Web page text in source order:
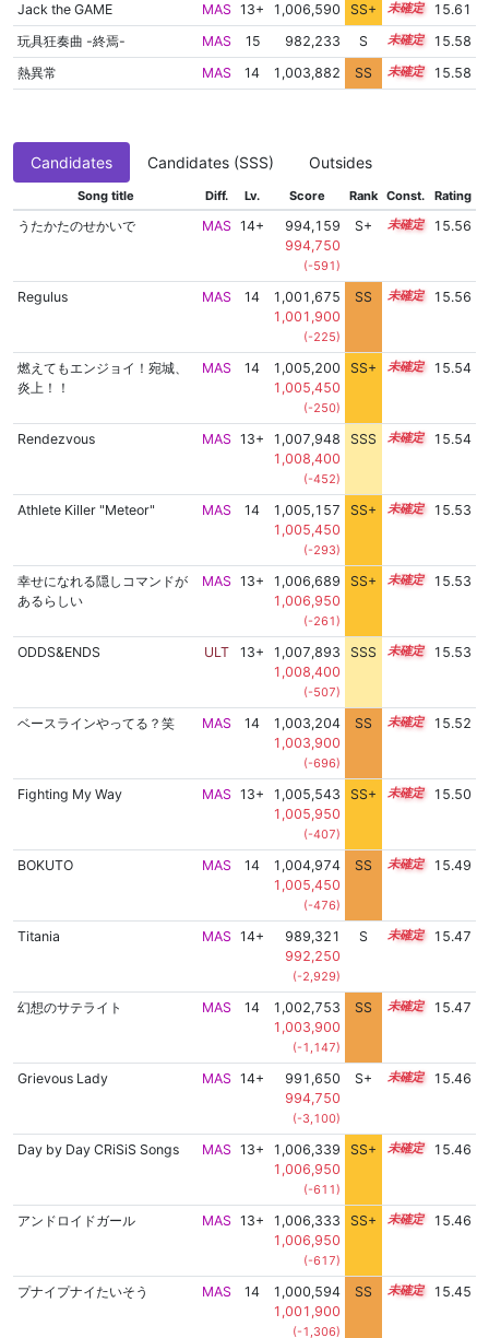
Jack the GAME
MAS 13+ 1,006,590 SS+ 13.8
15.61
玩具狂奏曲 -終焉-
MAS 15 982,233 S 15.3
15.58
熱異常
MAS 14 1,003,882 SS 14.2 15.58
Candidates Candidates (SSS) Outsides
Song title Diff. Lv. Score Rank Const. Rating
うたかたのせかいで MAS 14+
994,159
994,750
(-591)
S+ 14.8 15.56
Regulus MAS 14
1,001,675
1,001,900
(-225)
SS 14.4 15.56
燃えてもエンジョイ！宛城、
炎上！！
MAS 14
1,005,200
1,005,450
(-250)
SS+ 14.0 15.54
Rendezvous MAS 13+
1,007,948
1,008,400
(-452)
SSS 13.5 15.54
Athlete Killer "Meteor" MAS 14
1,005,157
1,005,450
(-293)
SS+ 14.0 15.53
幸せになれる隠しコマンドが
あるらしい
MAS 13+
1,006,689
1,006,950
(-261)
SS+ 13.7 15.53
ODDS&ENDS ULT 13+
1,007,893
1,008,400
(-507)
SSS 13.5 15.53
ベースラインやってる？笑 MAS 14
1,003,204
1,003,900
(-696)
SS 14.2 15.52
Fighting My Way MAS 13+
1,005,543
1,005,950
(-407)
SS+ 13.9 15.50
BOKUTO MAS 14
1,004,974
1,005,450
(-476)
SS 14.0 15.49
Titania MAS 14+
989,321
992,250
(-2,929)
S 14.9 15.47
幻想のサテライト MAS 14
1,002,753
1,003,900
(-1,147)
SS 14.2 15.47
Grievous Lady MAS 14+
991,650
994,750
(-3,100)
S+ 14.8 15.46
Day by Day CRiSiS Songs MAS 13+
1,006,339
1,006,950
(-611)
SS+ 13.7 15.46
アンドロイドガール MAS 13+
1,006,333
1,006,950
(-617)
SS+ 13.7 15.46
プナイプナイたいそう MAS 14
1,000,594
1,001,900
(-1,306)
SS 14.4 15.45